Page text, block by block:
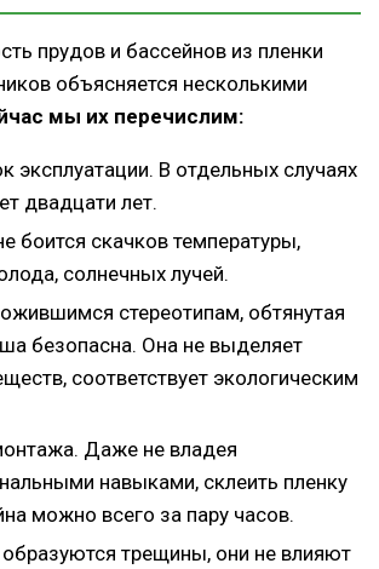
прудов и бассейнов из пленки
объясняется несколькими
мы их перечислим:
эксплуатации. В отдельных случаях
двадцати лет.
боится скачков температуры,
солнечных лучей.
стереотипам, обтянутая
безопасна. Она не выделяет
соответствует экологическим
Даже не владея
навыками, склеить пленку
можно всего за пару часов.
трещины, они не влияют